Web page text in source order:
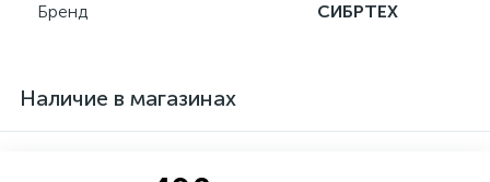
Бренд
СИБРТЕХ
Наличие в магазинах